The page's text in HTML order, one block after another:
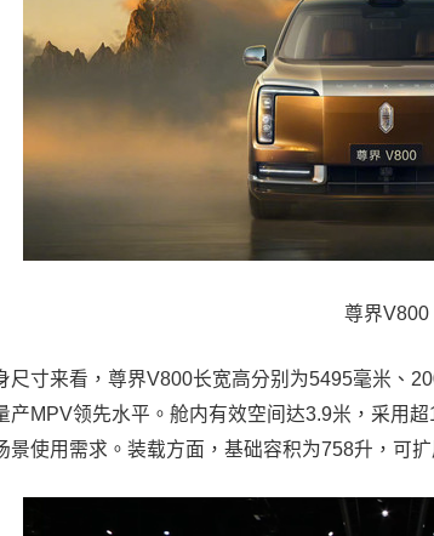
尊界V800
来看，尊界V800长宽高分别为5495毫米、
产MPV领先水平。舱内有效空间达3.9米，采用
景使用需求。装载方面，基础容积为758升，可扩